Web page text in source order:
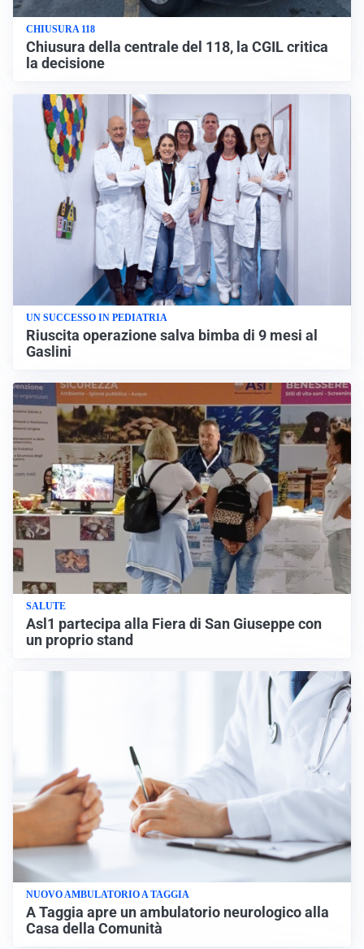
CHIUSURA 118
Chiusura della centrale del 118, la CGIL critica
la decisione
UN SUCCESSO IN PEDIATRIA
Riuscita operazione salva bimba di 9 mesi al
Gaslini
SALUTE
Asl1 partecipa alla Fiera di San Giuseppe con
un proprio stand
NUOVO AMBULATORIO A TAGGIA
A Taggia apre un ambulatorio neurologico alla
Casa della Comunità